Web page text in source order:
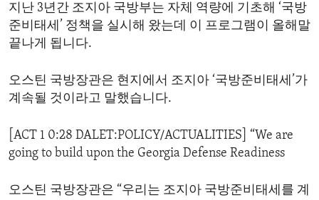
ENVIRONMENT AND HEALTH
IDEALS AND INSTITUTIONS
지난 3년간 조지아 국방부는 자체 역량에 기초해 ‘국방
준비태세’ 정책을 실시해 왔는데 이 프로그램이 올해말
끝나게 됩니다.
오스틴 국방장관은 현지에서 조지아 ‘국방준비태세’가
계속될 것이라고 말했습니다.
[ACT 1 0:28 DALET:POLICY/ACTUALITIES] “We are
going to build upon the Georgia Defense Readiness
오스틴 국방장관은 “우리는 조지아 국방준비태세를 계